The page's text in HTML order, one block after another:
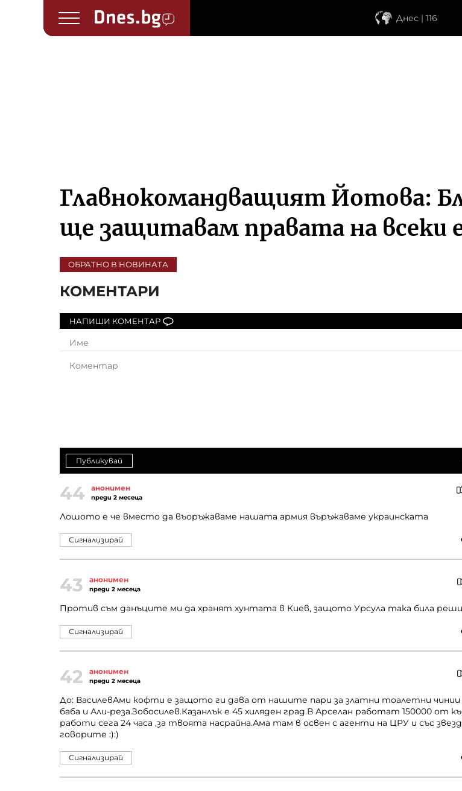
Днес | 116
Главнокомандващият Йотова:
ще защитавам правата на всеки
ОБРАТНО В НОВИНАТА
КОМЕНТАРИ
НАПИШИ КОМЕНТАР
Публикувай
44 анонимен
преди 2 месеца
Лошото е че вместо да въоръжаваме нашата армия въръжаваме украинската
Сигнализирай
43 анонимен
преди 2 месеца
Против съм данъците ми да хранят хунтата в Киев, защото Урсула така била
Сигнализирай
42 анонимен
преди 2 месеца
До: ВасилевАми кофти е защото ги дава от нашите пари за златни тоалетни чинии
баба и Али-реза.Зобосилев.Казанлък е 45 хиляден град.В Арселан работат 150000 от
работи сега 24 часа ,за твоята насрайна.Ама там в освен с агенти на ЦРУ и със
говорите :):)
Сигнализирай